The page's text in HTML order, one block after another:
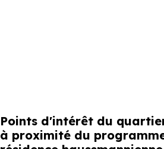
Points d'intérêt du
à proximité du